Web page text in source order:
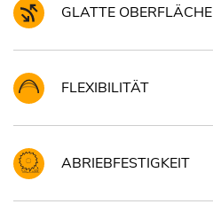
GLATTE OBERFLÄCHE
FLEXIBILITÄT
ABRIEBFESTIGKEIT